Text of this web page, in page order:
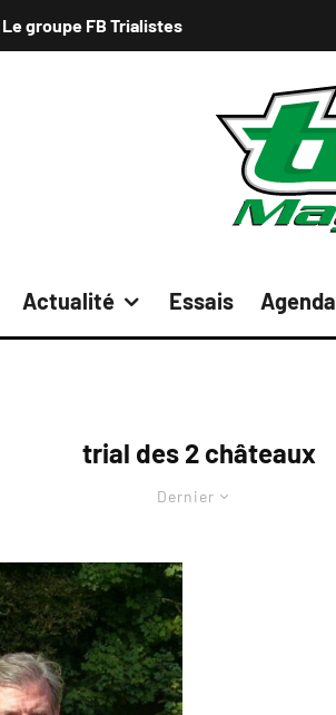
Le groupe FB Trialistes
Actualité Essais Agenda
trial des 2 châteaux
Dernier